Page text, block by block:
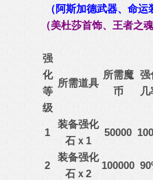
（阿斯加德武器、命
（美杜莎首饰、王者之
强
化
等
级
所需道具
所需魔
币
强
几
1
装备强化
石ｘ1
50000
2
装备强化
石ｘ2
100000